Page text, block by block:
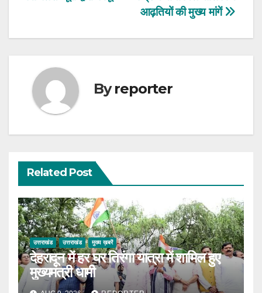
navigation
आढ़तियों की मुख्य मांगें
Byreporter
Related Post
उत्तराखंड उत्तराखंड मुख्य ख़बरें
देहरादून में हर घर तिरंगा यात्रा में शामिल हुए
मुख्यमंत्री धामी